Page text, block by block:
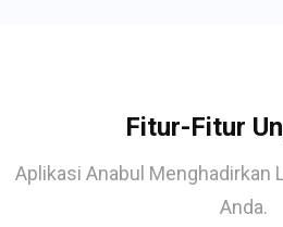
Fitur-Fitur
Aplikasi Anabul Menghadirkan
Anda.